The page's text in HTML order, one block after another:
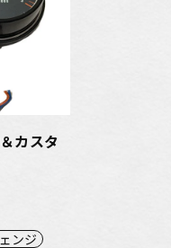
カスタ
ンジ